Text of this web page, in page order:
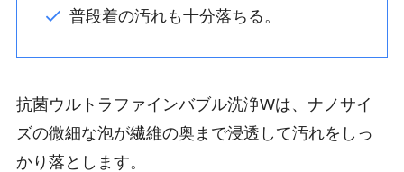
普段着の汚れも十分落ちる。
抗菌ウルトラファインバブル洗浄Wは、ナノサイ
ズの微細な泡が繊維の奥まで浸透して汚れをしっ
かり落とします。